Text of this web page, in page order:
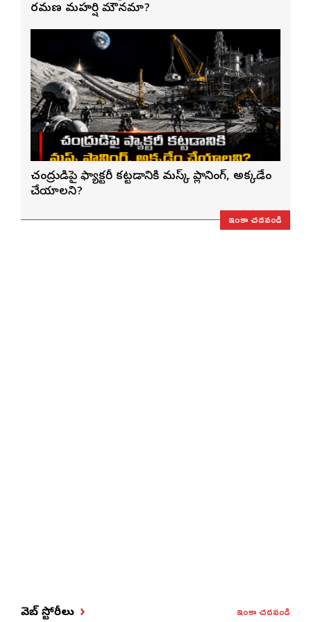
రమణ మహర్షి మౌనమా?
చంద్రుడిపై ఫ్యాక్టరీ కట్టడానికి మస్క్ ప్లానింగ్, అక్కడేం
చేయాలని?
ఇంకా చదవండి
వెబ్ స్టోరీలు ఇంకా చదవండి